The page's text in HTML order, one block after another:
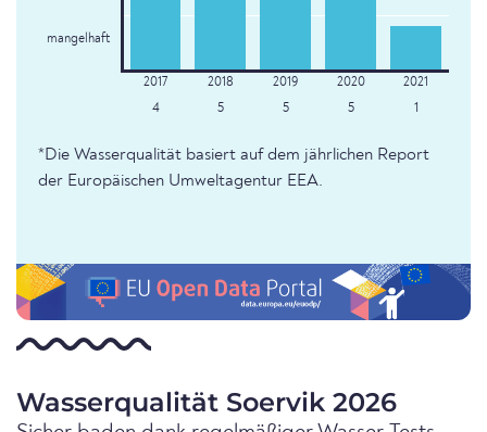
mangelhaft
4 5 5 5 1
*Die Wasserqualität basiert auf dem jährlichen Report
der Europäischen Umweltagentur EEA.
Wasserqualität Soervik 2026